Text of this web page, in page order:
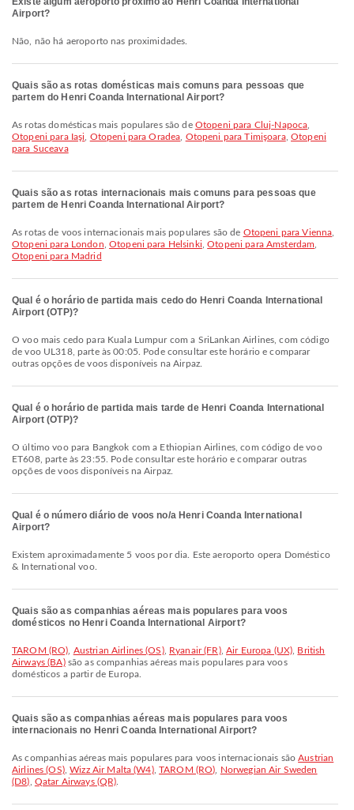
Airport?
Não, não há aeroporto nas proximidades.
Quais são as rotas domésticas mais comuns para pessoas que
partem do Henri Coanda International Airport?
As rotas domésticas mais populares são de Otopeni para Cluj-Napoca
Otopeni para Iaşi
Otopeni para Oradea Otopeni para Timişoara, Otopeni
para Suceava
Quais são as rotas internacionais mais comuns para pessoas que
partem de Henri Coanda International Airport?
As rotas de voos internacionais mais populares são de Otopeni para Vienna
Otopeni para London Otopeni para Helsinki ,Otopeni para Amsterdam
Otopeni para Madrid
Qual é o horário de partida mais cedo do Henri Coanda International
Airport (OTP)?
O voo mais cedo para Kuala Lumpur com a SriLankan Airlines, com código
de voo UL318, parte às 00:05. Pode consultar este horário e comparar
outras opções de voos disponíveis na Airpaz.
Qual é o horário de partida mais tarde de Henri Coanda International
Airport (OTP)?
O último voo para Bangkok com a Ethiopian Airlines, com código de voo
ET608, parte às 23:55. Pode consultar este horário e comparar outras
opções de voos disponíveis na Airpaz.
Qual é o número diário de voos no/a Henri Coanda International
Airport?
Existem aproximadamente 5 voos por dia. Este aeroporto opera Doméstico
& International voo.
Quais são as companhias aéreas mais populares para voos
domésticos no Henri Coanda International Airport?
TAROM (RO) Austrian Airlines (OS), Ryanair (FR),Air Europa (UX) British
Airways (BA)são as companhias aéreas mais populares para voos
domésticos a partir de Europa.
Quais são as companhias aéreas mais populares para voos
internacionais no Henri Coanda International Airport?
As companhias aéreas mais populares para voos internacionais sãoAustrian
Airlines (OS),Wizz Air Malta (W4),TAROM (RO)
Norwegian Air Sweden
(D8) Qatar Airways (QR)